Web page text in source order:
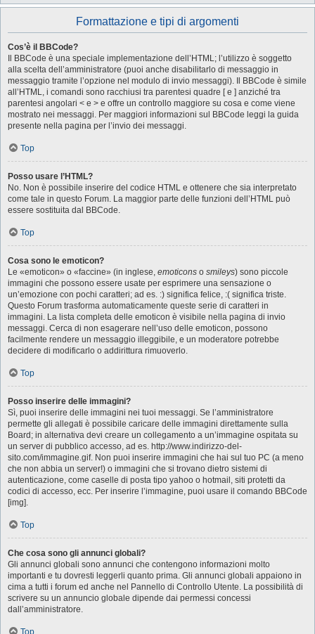
Formattazione e tipi di argomenti
Cos’è il BBCode?
Il BBCode è una speciale implementazione dell’HTML; l’utilizzo è soggetto
alla scelta dell’amministratore (puoi anche disabilitarlo di messaggio in
messaggio tramite l’opzione nel modulo di invio messaggi). Il BBCode è simile
all’HTML, i comandi sono racchiusi tra parentesi quadre [ e ] anziché tra
parentesi angolari < e > e offre un controllo maggiore su cosa e come viene
mostrato nei messaggi. Per maggiori informazioni sul BBCode leggi la guida
presente nella pagina per l’invio dei messaggi.
Top
Posso usare l’HTML?
No. Non è possibile inserire del codice HTML e ottenere che sia interpretato
come tale in questo Forum. La maggior parte delle funzioni dell’HTML può
essere sostituita dal BBCode.
Top
Cosa sono le emoticon?
Le «emoticon» o «faccine» (in inglese, emoticons o smileys) sono piccole
immagini che possono essere usate per esprimere una sensazione o
un’emozione con pochi caratteri; ad es. :) significa felice, :( significa triste.
Questo Forum trasforma automaticamente queste serie di caratteri in
immagini. La lista completa delle emoticon è visibile nella pagina di invio
messaggi. Cerca di non esagerare nell’uso delle emoticon, possono
facilmente rendere un messaggio illeggibile, e un moderatore potrebbe
decidere di modificarlo o addirittura rimuoverlo.
Top
Posso inserire delle immagini?
Sì, puoi inserire delle immagini nei tuoi messaggi. Se l’amministratore
permette gli allegati è possibile caricare delle immagini direttamente sulla
Board; in alternativa devi creare un collegamento a un’immagine ospitata su
un server di pubblico accesso, ad es. http://www.indirizzo-del-
sito.com/immagine.gif. Non puoi inserire immagini che hai sul tuo PC (a meno
che non abbia un server!) o immagini che si trovano dietro sistemi di
autenticazione, come caselle di posta tipo yahoo o hotmail, siti protetti da
codici di accesso, ecc. Per inserire l’immagine, puoi usare il comando BBCode
[img].
Top
Che cosa sono gli annunci globali?
Gli annunci globali sono annunci che contengono informazioni molto
importanti e tu dovresti leggerli quanto prima. Gli annunci globali appaiono in
cima a tutti i forum ed anche nel Pannello di Controllo Utente. La possibilità di
scrivere su un annuncio globale dipende dai permessi concessi
dall’amministratore.
Top